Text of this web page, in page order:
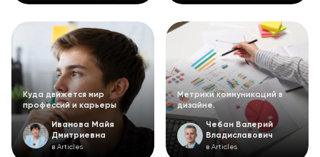
Куда движется мир
профессий и карьеры
Иванова Майя
Дмитриевна
в Articles
Метрики коммуникаций в
дизайне.
Чебан Валерий
Владиславович
в Articles